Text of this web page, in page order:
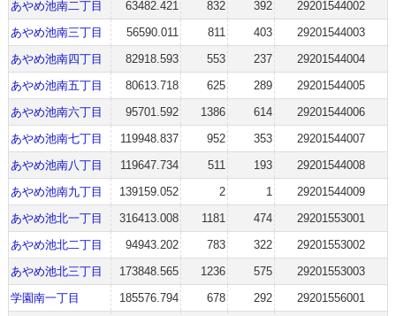
あやめ池南二丁目
63482.421 832 392
29201544002
あやめ池南三丁目
56590.011 811 403
29201544003
あやめ池南四丁目
82918.593 553 237
29201544004
あやめ池南五丁目
80613.718 625 289
29201544005
あやめ池南六丁目
95701.592 1386 614
29201544006
あやめ池南七丁目
119948.837 952 353
29201544007
あやめ池南八丁目
119647.734 511 193
29201544008
あやめ池南九丁目
139159.052 2 1
29201544009
あやめ池北一丁目
316413.008 1181 474
29201553001
あやめ池北二丁目
94943.202 783 322
29201553002
あやめ池北三丁目
173848.565 1236 575
29201553003
学園南一丁目
185576.794 678 292
29201556001